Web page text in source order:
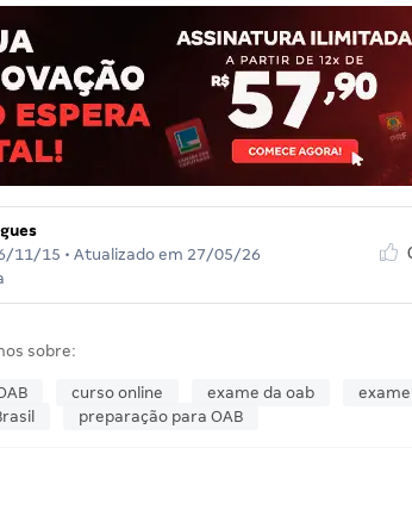
11/15 • Atualizado em 27/05/26
sobre:
curso online exame da oab
preparação para OAB